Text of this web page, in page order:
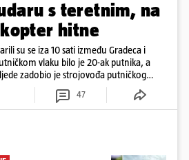
s teretnim, na
hitne
su se iza 10 sati između Gradeca i
vlaku bilo je 20-ak putnika, a
zadobio je strojovođa putničkog
47